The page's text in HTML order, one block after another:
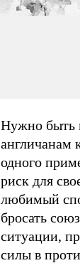
Нужно быть
англичанам
одного
риск для
любимый
бросать
ситуации,
силы в